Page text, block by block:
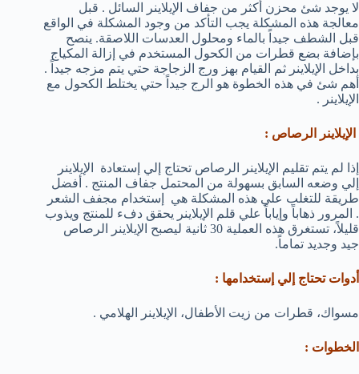
لا يوجد شئ محزن أكثر من جفاف الإيلاينر السائل . قبل
معالجة هذه المشكلة يجب التأكد من وجود المشكلة في الواقع
قبل الشطف جيداً بالماء ومحلول العدسات اللاصقة. ينصح
بإضافة بضع قطرات من الكحول المستخدم في إزالة المكياج
بداخل الإيلاينر ثم القيام بهز ورج الزجاجة حتي يتم مزجه جيداً .
أهم شئ في هذه الخطوة هو الرج جيداً حتي يختلط الكحول مع
الإيلاينر .
الإيلاينر الرصاص :
إذا لم يتم تقليم الإيلاينر الرصاص تحتاج إلي إستعادة الإيلاينر
إلي وضعه السابق بسهولة من المحتمل جفاف المنتج . أفضل
طريقة للتغلب علي هذه المشكلة هي إستخدام مجفف الشعر
. المرور ذهاباً وإياباً علي قلم الإيلاينر يحقق دفء للمنتج ويذوب
قليلاً، تستغرق هذه العملية 30 ثانية ليصبح الإيلاينر الرصاص
جيد وجديد تماماً.
أدوات تحتاج إلي إستخدامها :
مسواك، قطرات من زيت الأطفال، الإيلاينر الهلامي .
الخطوات :